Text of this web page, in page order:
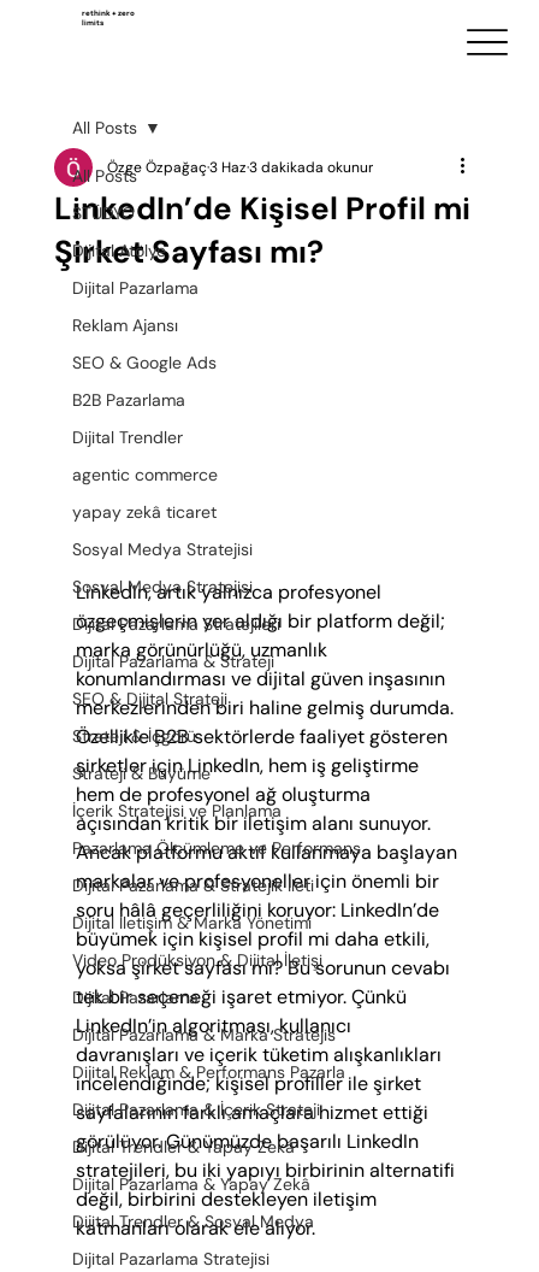
rethink + zero
limits
All Posts
STÜDYO
Dijital Atölye
Dijital Pazarlama
Reklam Ajansı
SEO & Google Ads
B2B Pazarlama
Dijital Trendler
agentic commerce
yapay zekâ ticaret
Sosyal Medya Stratejisi
Sosyal Medya Stratejisi
Dijital Pazarlama Stratejileri
Dijital Pazarlama & Strateji
SEO & Dijital Strateji
Strateji & İçgörü
Strateji & Büyüme
İçerik Stratejisi ve Planlama
Pazarlama Ölçümleme ve Performans
Dijital Pazarlama & Stratejik İleti
Dijital İletişim & Marka Yönetimi
Video Prodüksiyon & Dijital İletişi
Dijital Pazarlama
Dijital Pazarlama & Marka Stratejis
Dijital Reklam & Performans Pazarla
Dijital Pazarlama & İçerik Strateji
Dijital Trendler & Yapay Zekâ
Dijital Pazarlama & Yapay Zekâ
Dijital Trendler & Sosyal Medya
Dijital Pazarlama Stratejisi
All Posts
LinkedIn’de Kişisel Profil mi
Şirket Sayfası mı?
Özge Özpağaç3 Haz3 dakikada okunur
LinkedIn, artık yalnızca profesyonel
özgeçmişlerin yer aldığı bir platform değil;
marka görünürlüğü, uzmanlık
konumlandırması ve dijital güven inşasının
merkezlerinden biri haline gelmiş durumda.
Özellikle B2B sektörlerde faaliyet gösteren
şirketler için LinkedIn, hem iş geliştirme
hem de profesyonel ağ oluşturma
açısından kritik bir iletişim alanı sunuyor.
Ancak platformu aktif kullanmaya başlayan
markalar ve profesyoneller için önemli bir
soru hâlâ geçerliliğini koruyor: LinkedIn’de
büyümek için kişisel profil mi daha etkili,
yoksa şirket sayfası mı? Bu sorunun cevabı
tek bir seçeneği işaret etmiyor. Çünkü
LinkedIn’in algoritması, kullanıcı
davranışları ve içerik tüketim alışkanlıkları
incelendiğinde; kişisel profiller ile şirket
sayfalarının farklı amaçlara hizmet ettiği
görülüyor. Günümüzde başarılı LinkedIn
stratejileri, bu iki yapıyı birbirinin alternatifi
değil, birbirini destekleyen iletişim
katmanları olarak ele alıyor.